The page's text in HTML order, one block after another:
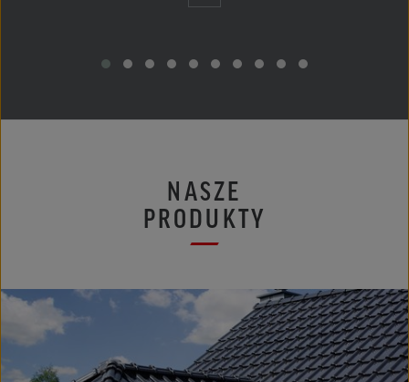
NASZE
PRODUKTY